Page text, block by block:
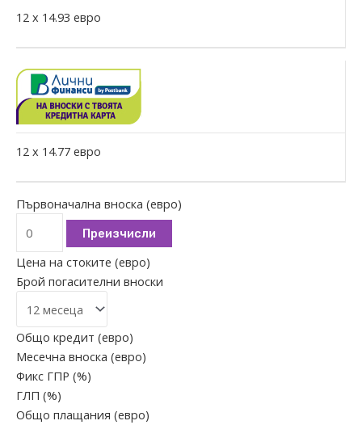
12 x 14.93 евро
12 x 14.77 евро
Първоначална вноска (евро)
Преизчисли
Цена на стоките (евро)
Брой погасителни вноски
Общо кредит (евро)
Месечна вноска (евро)
Фикс ГПР (%)
ГЛП (%)
Общо плащания (евро)